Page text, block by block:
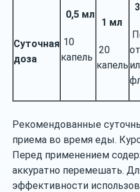
Суточная
доза
0,5 мл
10
капель
1 мл
20
капель
Рекомендованные
приема во время еды.
Перед применением
аккуратно перемешать.
эффективности